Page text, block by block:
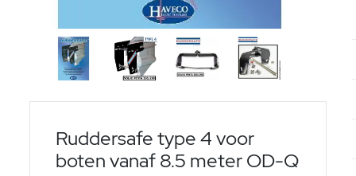
Ruddersafe type 4 voor
boten vanaf 8.5 meter OD-Q